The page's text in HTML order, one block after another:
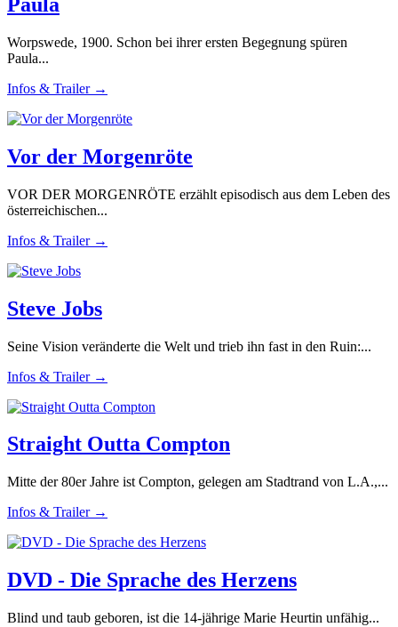
Worpswede, 1900. Schon bei ihrer ersten Begegnung spüren
Paula...
Infos & Trailer →
Vor der Morgenröte
VOR DER MORGENRÖTE erzählt episodisch aus dem Leben des
österreichischen...
Infos & Trailer →
Steve Jobs
Seine Vision veränderte die Welt und trieb ihn fast in den Ruin:...
Infos & Trailer →
Straight Outta Compton
Mitte der 80er Jahre ist Compton, gelegen am Stadtrand von L.A.,...
Infos & Trailer →
DVD - Die Sprache des Herzens
Blind und taub geboren, ist die 14-jährige Marie Heurtin unfähig...